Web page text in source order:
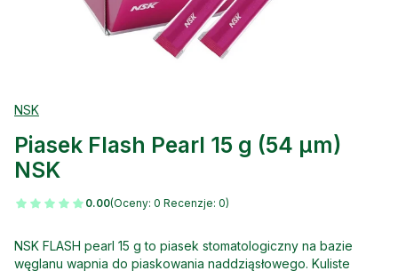
NSK
Piasek Flash Pearl 15 g (54 µm)
NSK
0.00(Oceny: 0 Recenzje: 0)
NSK FLASH pearl 15 g to piasek stomatologiczny na bazie
węglanu wapnia do piaskowania naddziąsłowego. Kuliste